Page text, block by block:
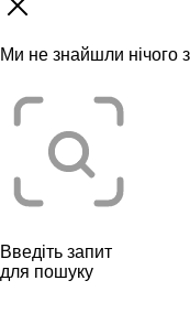
Ми не знайшли нічого
Введіть запит
для пошуку